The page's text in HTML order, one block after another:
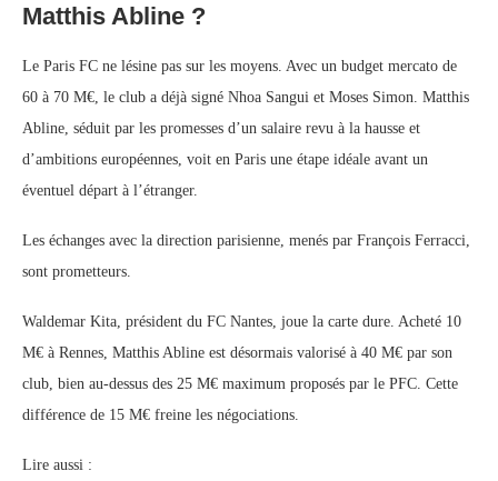
Matthis Abline ?
Le Paris FC ne lésine pas sur les moyens. Avec un budget mercato de
60 à 70 M€, le club a déjà signé Nhoa Sangui et Moses Simon. Matthis
Abline, séduit par les promesses d’un salaire revu à la hausse et
d’ambitions européennes, voit en Paris une étape idéale avant un
éventuel départ à l’étranger.
Les échanges avec la direction parisienne, menés par François Ferracci,
sont prometteurs.
Waldemar Kita, président du FC Nantes, joue la carte dure. Acheté 10
M€ à Rennes, Matthis Abline est désormais valorisé à 40 M€ par son
club, bien au-dessus des 25 M€ maximum proposés par le PFC. Cette
différence de 15 M€ freine les négociations.
Lire aussi :